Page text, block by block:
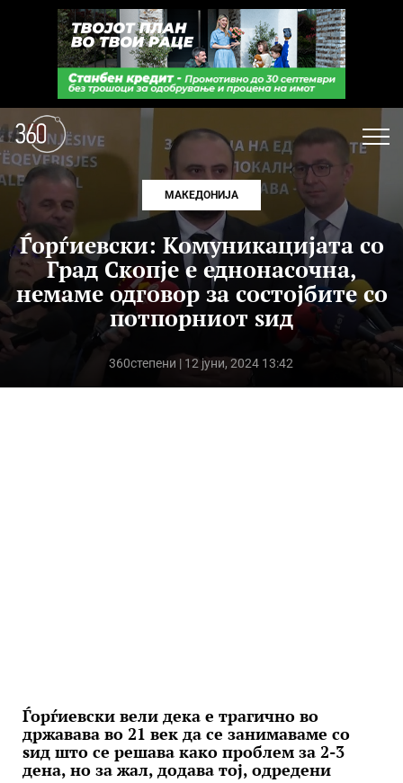
МАКЕДОНИЈА
Ѓорѓиевски: Комуникацијата со
Град Скопје е еднонасочна,
немаме одговор за состојбите со
потпорниот ѕид
360степени | 12 јуни, 2024 13:42
Ѓорѓиевски вели дека е трагично во
државава во 21 век да се занимаваме со
ѕид што се решава како проблем за 2-3
дена, но за жал, додава тој, одредени